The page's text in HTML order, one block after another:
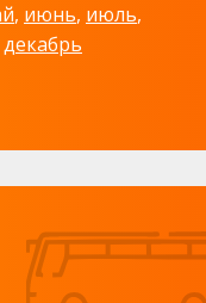
, июнь, июль,
декабрь